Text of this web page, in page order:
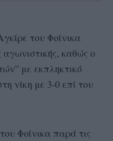
του Φοίνικα
καθώς ο
με εκπληκτικό
νίκη με 3-0 επί του
Φοίνικα παρά τις